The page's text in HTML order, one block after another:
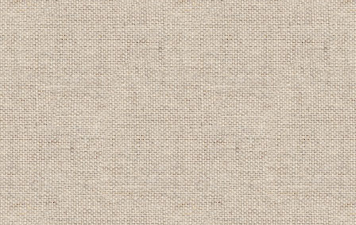
----------------------------------------
【2018/3/8】
新生活応援 春キャンペーン情報！
詳細はキャンペーン情報をクリック！
ライセンス取得コース大幅割引
アドバンス取得コース大幅割引
期間：2018年4月1日～6月30日
(適用除外期間あり)
----------------------------------------
【2017/11/17】
卒業旅行・学生旅行・団体旅行
応援キャンペーン情報！
詳細はキャンペーン情報をクリック！